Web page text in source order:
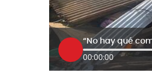
“No hay qué
00:00:00